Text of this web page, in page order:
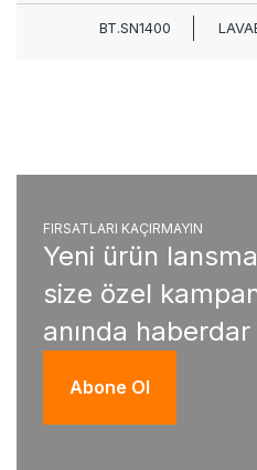
BT.SN1400
FIRSATLARI KAÇIRMAYIN
Yeni ürün
size özel
anında
Abone Ol